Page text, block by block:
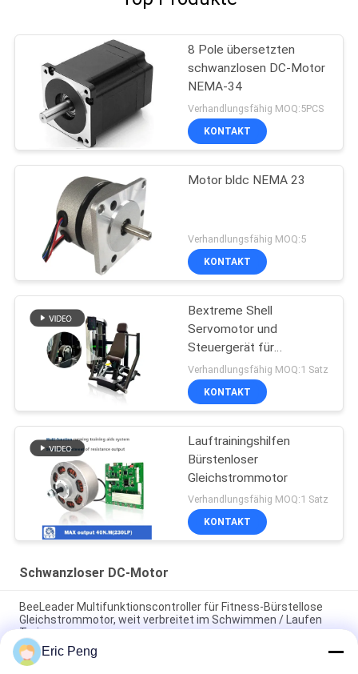
8 Pole übersetzten
schwanzlosen DC-Motor
NEMA-34
Verhandlungsfähig MOQ:5PCS
KONTAKT
Motor bldc NEMA 23
Verhandlungsfähig MOQ:5
KONTAKT
Bextreme Shell
Servomotor und
Steuergerät für
Fitnessgeräte,
Drehmoment 45NM
Verhandlungsfähig MOQ:1 Satz
KONTAKT
Lauftrainingshilfen
Bürstenloser
Gleichstrommotor
Verhandlungsfähig MOQ:1 Satz
KONTAKT
Schwanzloser DC-Motor
BeeLeader Multifunktionscontroller für Fitness-Bürstellose
Gleichstrommotor, weit verbreitet im Schwimmen / Laufen
Trainer
Widerstandsmodule für Fitnessstudio, kompatibel mit
Eric Peng